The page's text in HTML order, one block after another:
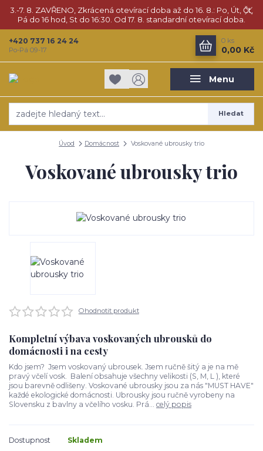
3.-7. 8. ZAVŘENO, Zkrácená otevírací doba až do 16. 8.: Po, Út, Čt,
Pá do 16 hod, St do 16:30. Od 17. 8. standardní otevírací doba.
Menu
Hledat
+420 737 16 24 24
Po-Pá 09-17
0 ks
0,00 Kč
Úvod Domácnost Voskované ubrousky trio
Voskované ubrousky trio
Ohodnotit produkt
Kompletní výbava voskovaných ubrousků do
domácnosti i na cesty
Kdo jsem? Jsem voskovaný ubrousek. Jsem ručně šitý a je na mě
pravý včelí vosk. Balení obsahuje všechny velikosti (S, M, L ), které
jsou barevně odlišeny. Voskované ubrousky jsou za nás "MUST HAVE"
každé ekologické domácnosti. Ubrousky jsou ručně vyrobeny na
Slovensku z bavlny a včelího vosku. Prá... celý popis
Dostupnost Skladem